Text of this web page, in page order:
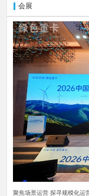
会展
聚焦场景运营 探寻规模化运